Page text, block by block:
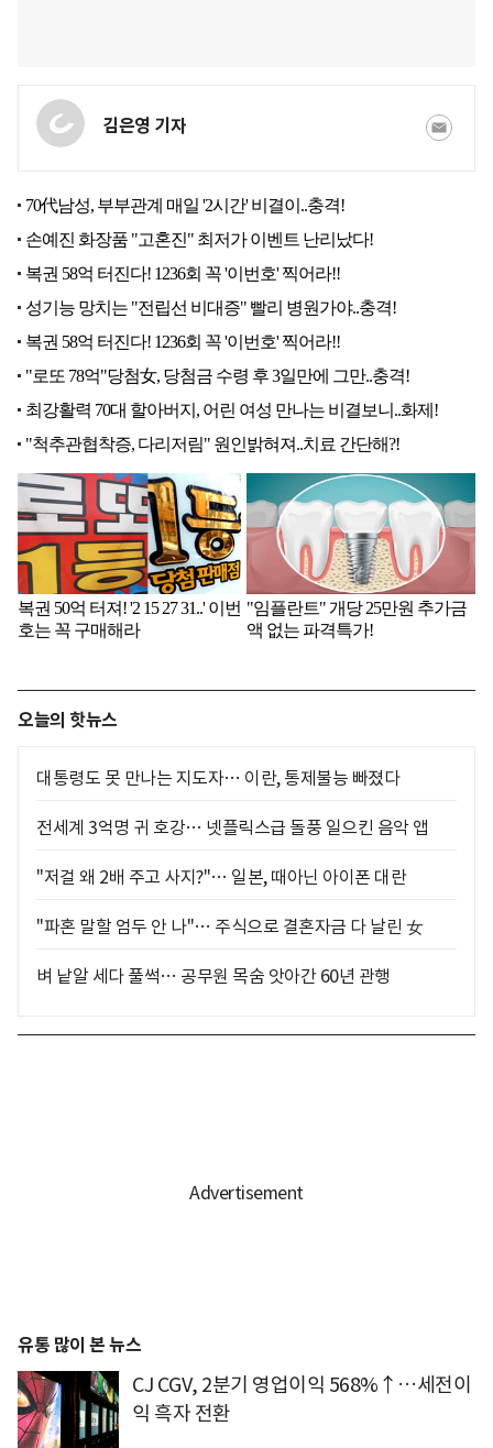
김은영 기자
오늘의 핫뉴스
대통령도 못 만나는 지도자… 이란, 통제불능 빠졌다
전세계 3억명 귀 호강… 넷플릭스급 돌풍 일으킨 음악 앱
"저걸 왜 2배 주고 사지?"… 일본, 때아닌 아이폰 대란
"파혼 말할 엄두 안 나"… 주식으로 결혼자금 다 날린 女
벼 낱알 세다 풀썩… 공무원 목숨 앗아간 60년 관행
유통 많이 본 뉴스
CJ CGV, 2분기 영업이익 568%↑…세전이
익 흑자 전환